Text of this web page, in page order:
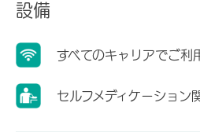
設備
すべてのキャリアでご利
セルフメディケーション